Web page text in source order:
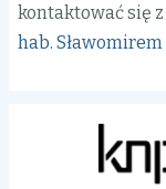
kontaktować się z
hab.